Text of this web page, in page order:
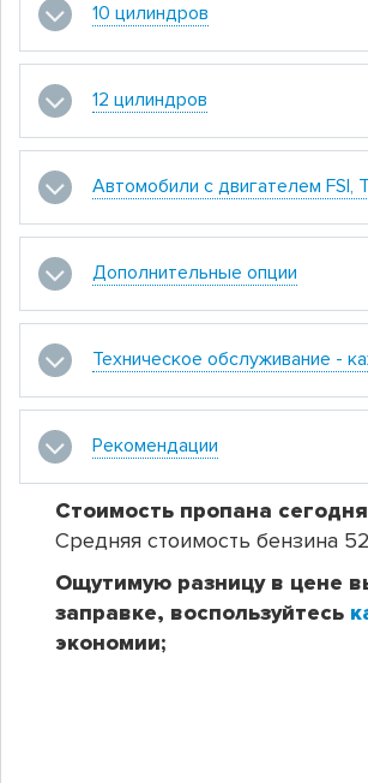
10 цилиндров
12 цилиндров
Автомобили с двигателем FSI,
Дополнительные опции
Техническое обслуживание -
Рекомендации
Стоимость пропана
Средняя стоимость бензина
Ощутимую разницу в цене
заправке, воспользуйтесь
экономии;